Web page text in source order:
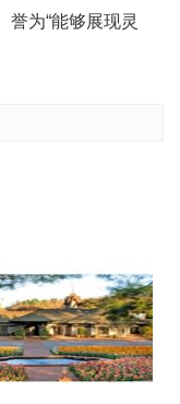
誉为“能够展现灵